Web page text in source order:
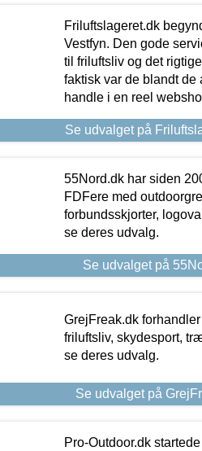
Friluftslageret.dk
Vestfyn. Den gode
til friluftsliv og det
faktisk var de blandt de
handle i en reel
Se udvalget på
55Nord.dk har siden
FDFere med
forbundsskjorter,
se deres udvalg.
Se udvalget på
GrejFreak.dk
friluftsliv, skydesport,
se deres udvalg.
Se udvalget på
Pro-Outdoor.dk